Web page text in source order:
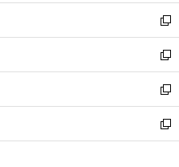
く
ウ
で
開
く
ン
ド
ウ
で
開
く
ウ
ィ
ン
ド
ウ
で
開
く
し
い
ウ
ィ
ン
ド
ウ
で
開
新
し
い
ウ
ィ
ン
ド
ウ
新
し
い
ウ
ィ
ン
新
し
い
ウ
新
し